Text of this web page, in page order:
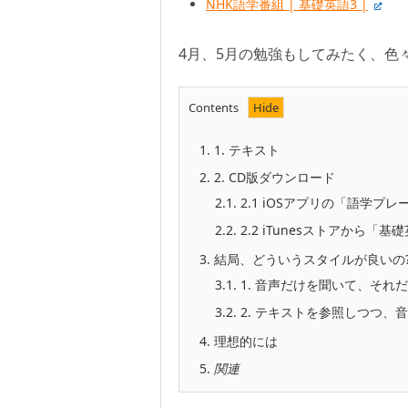
NHK語学番組 | 基礎英語3 |
4月、5月の勉強もしてみたく、色
Contents
1. 1. テキスト
2. 2. CD版ダウンロード
2.1. 2.1 iOSアプリの「語学プレ
2.2. 2.2 iTunesストアから「基
3. 結局、どういうスタイルが良いの
3.1. 1. 音声だけを聞いて、それ
3.2. 2. テキストを参照しつつ、
4. 理想的には
5. 関連